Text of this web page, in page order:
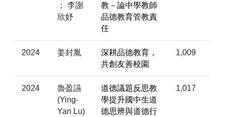
； 李謝
欣妤
教－論中學教師
品德教育管教責
任
2024 姜封胤
深耕品德教育，
共創友善校園
1,009
2024
魯盈讌
(Ying-
Yan Lu)
道德議題反思教
學提升國中生道
德思辨與道德行
1,017